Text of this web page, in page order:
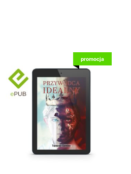
promocja